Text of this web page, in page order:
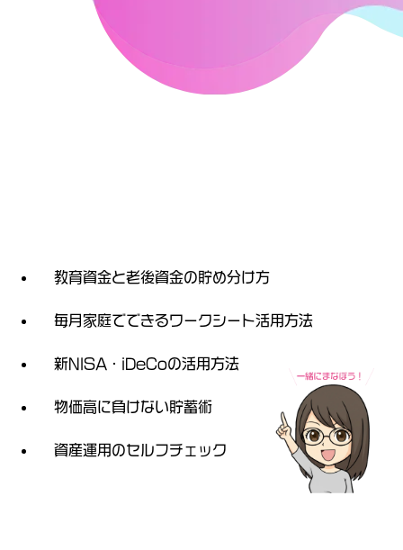
教育資金と老後資金の貯め分け方
毎月家庭でできるワークシート活用方法
新NISA・iDeCoの活用方法
物価高に負けない貯蓄術
資産運用のセルフチェック